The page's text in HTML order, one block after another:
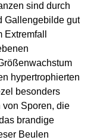
sind durch
Gallengebilde gut
hypertrophierten
besonders
Sporen, die
brandige
Beulen